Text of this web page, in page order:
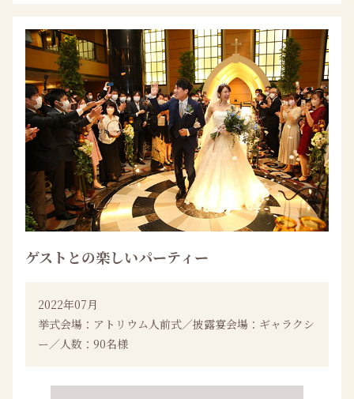
ゲストとの楽しいパーティー
2022年07月
挙式会場：アトリウム人前式／披露宴会場：ギャラクシ
ー／人数：90名様